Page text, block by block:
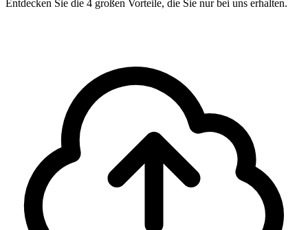
Entdecken Sie die 4 großen Vorteile, die Sie nur bei uns erhalten.